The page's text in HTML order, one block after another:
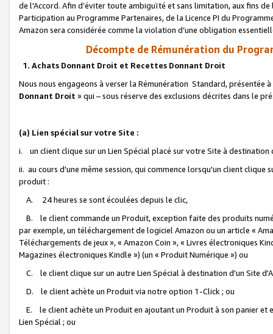
de l'Accord. Afin d’éviter toute ambiguïté et sans limitation, aux fins
Participation au Programme Partenaires, de la Licence PI du
Amazon sera considérée comme la violation d’une obligation
Décompte de Rémunération du
1. Achats Donnant Droit et Recettes Donnant Droit
Nous nous engageons à verser la Rémunération Standard, présentée
Donnant Droit » qui – sous réserve des exclusions décrites dans le
(a) Lien spécial sur votre Site :
i. un client clique sur un Lien Spécial placé sur votre Site à destination
ii. au cours d'une même session, qui commence lorsqu'un client
produit :
A. 24 heures se sont écoulées depuis le clic,
B. le client commande un Produit, exception faite des produits
par exemple, un téléchargement de logiciel Amazon ou un article «
Téléchargements de jeux », « Amazon Coin », « Livres électroniques
Magazines électroniques Kindle ») (un « Produit Numérique ») ou
C. le client clique sur un autre Lien Spécial à destination d'un Site
D. le client achète un Produit via notre option 1-Click ; ou
E. le client achète un Produit en ajoutant un Produit à son panier et
Lien Spécial ; ou